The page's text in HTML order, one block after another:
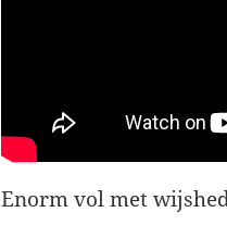
Enorm vol met